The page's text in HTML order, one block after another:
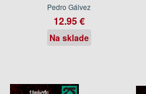
Pedro Gálvez
12.95 €
Na sklade